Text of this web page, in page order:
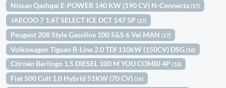
Nissan Qashqai E-POWER 140 KW (190 CV) N-Connecta(17)
JAECOO 7 1.6T SELECT ICE DCT 147 5P(17)
Peugeot 208 Style Gasolina 100 S&S 6 Vel MAN(17)
Volkswagen Tiguan R-Line 2.0 TDI 110kW (150CV) DSG(16)
Citroën Berlingo 1.5 DIESEL 100 M YOU COMBI 4P(16)
Fiat 500 Cult 1.0 Hybrid 51KW (70 CV)(16)